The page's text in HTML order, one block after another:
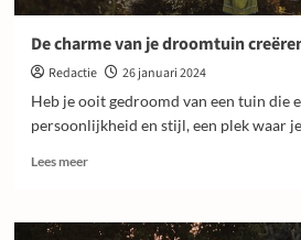
De charme van je droomtuin
Redactie
26 januari 2024
Heb je ooit gedroomd van een tuin die
persoonlijkheid en stijl, een plek waar
Lees meerLees
De